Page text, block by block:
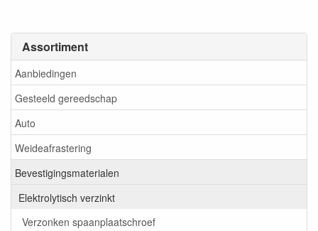
Assortiment
Aanbiedingen
Gesteeld gereedschap
Auto
Weideafrastering
Bevestigingsmaterialen
Elektrolytisch verzinkt
Verzonken spaanplaatschroef